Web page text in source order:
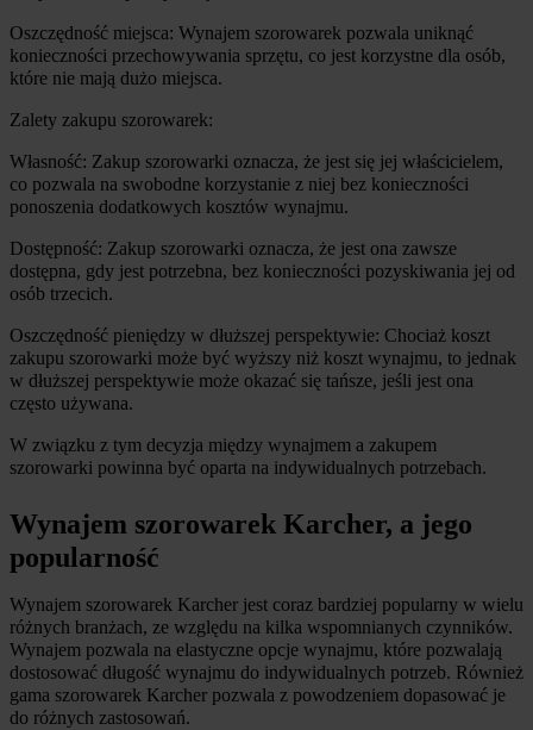
Oszczędność miejsca: Wynajem szorowarek pozwala uniknąć
konieczności przechowywania sprzętu, co jest korzystne dla osób,
które nie mają dużo miejsca.
Zalety zakupu szorowarek:
Własność: Zakup szorowarki oznacza, że jest się jej właścicielem,
co pozwala na swobodne korzystanie z niej bez konieczności
ponoszenia dodatkowych kosztów wynajmu.
Dostępność: Zakup szorowarki oznacza, że jest ona zawsze
dostępna, gdy jest potrzebna, bez konieczności pozyskiwania jej od
osób trzecich.
Oszczędność pieniędzy w dłuższej perspektywie: Chociaż koszt
zakupu szorowarki może być wyższy niż koszt wynajmu, to jednak
w dłuższej perspektywie może okazać się tańsze, jeśli jest ona
często używana.
W związku z tym decyzja między wynajmem a zakupem
szorowarki powinna być oparta na indywidualnych potrzebach.
Wynajem szorowarek Karcher, a jego
popularność
Wynajem szorowarek Karcher jest coraz bardziej popularny w wielu
różnych branżach, ze względu na kilka wspomnianych czynników.
Wynajem pozwala na elastyczne opcje wynajmu, które pozwalają
dostosować długość wynajmu do indywidualnych potrzeb. Również
gama szorowarek Karcher pozwala z powodzeniem dopasować je
do różnych zastosowań.